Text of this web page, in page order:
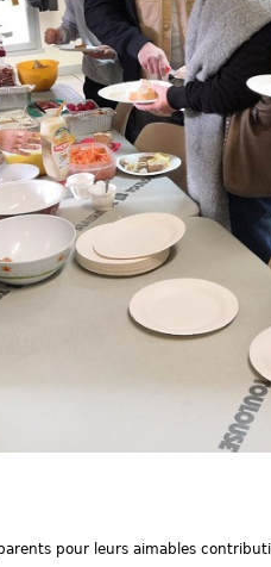
pour leurs aimables